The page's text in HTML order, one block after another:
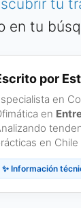
tu
en tu
por
en
en
en Chile
✨ Información